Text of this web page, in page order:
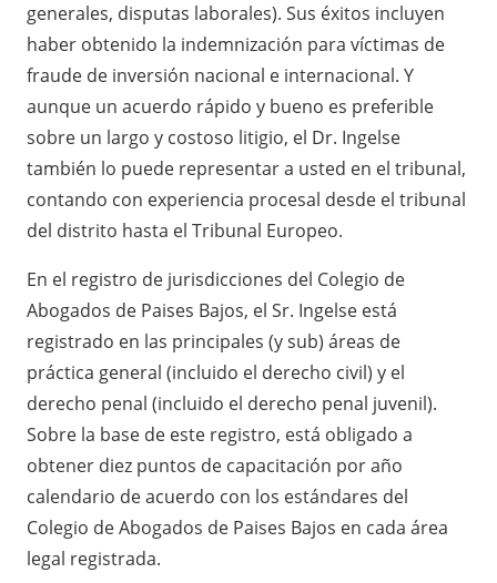
generales, disputas laborales). Sus éxitos incluyen
haber obtenido la indemnización para víctimas de
fraude de inversión nacional e internacional. Y
aunque un acuerdo rápido y bueno es preferible
sobre un largo y costoso litigio, el Dr. Ingelse
también lo puede representar a usted en el tribunal,
contando con experiencia procesal desde el tribunal
del distrito hasta el Tribunal Europeo.
En el registro de jurisdicciones del Colegio de
Abogados de Paises Bajos, el Sr. Ingelse está
registrado en las principales (y sub) áreas de
práctica general (incluido el derecho civil) y el
derecho penal (incluido el derecho penal juvenil).
Sobre la base de este registro, está obligado a
obtener diez puntos de capacitación por año
calendario de acuerdo con los estándares del
Colegio de Abogados de Paises Bajos en cada área
legal registrada.